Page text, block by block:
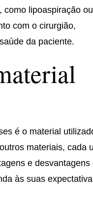
como lipoaspiração ou
com o cirurgião,
da paciente.
é o material
materiais, cada
e desvantagens
às suas